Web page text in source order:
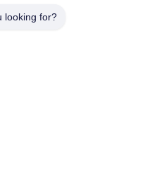
County, Stadt Zibo, Provinz
looking for?